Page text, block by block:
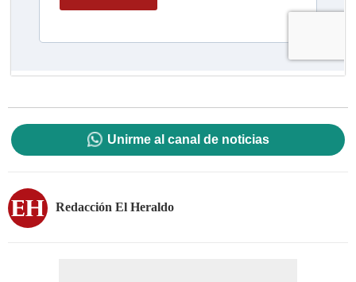
Unirme al canal de noticias
Redacción El Heraldo